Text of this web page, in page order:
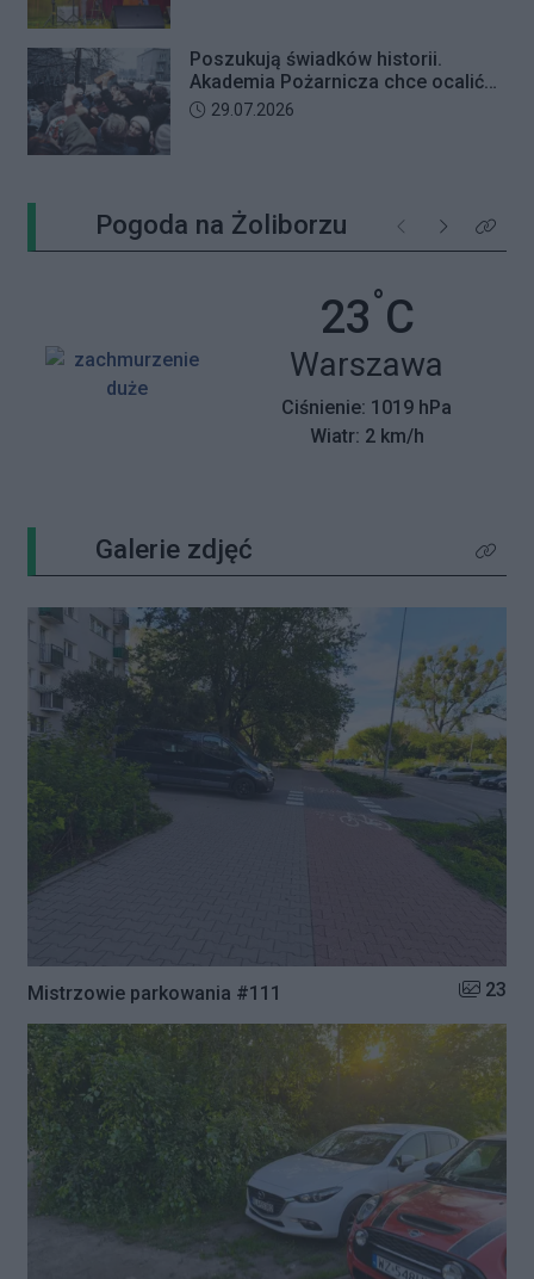
Poszukują świadków historii.
Akademia Pożarnicza chce ocalić
wspomnienia z pamiętnego strajku
Data dodania artykułu:
29.07.2026
Pogoda na Żoliborzu Poprzednie
NastępneKliknij
23°C
Miasto:
Warszawa
Ciśnienie: 1019 hPa
Wiatr: 2 km/h
Galerie zdjęć Kliknij
Mistrzowie parkowania #111 Liczba
23